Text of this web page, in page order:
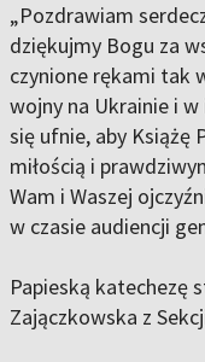
„Pozdrawiam
dziękujmy Bogu za
czynione rękami tak
wojny na Ukrainie i
się ufnie, aby Książę
miłością i
Wam i Waszej
w czasie audiencji
Papieską katechezę
Zajączkowska z